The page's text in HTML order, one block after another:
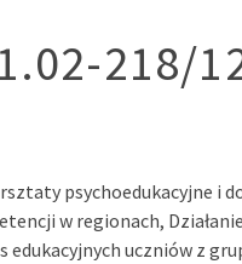
218/
psychoedukacyjne i
w regionach,
edukacyjnych uczniów z